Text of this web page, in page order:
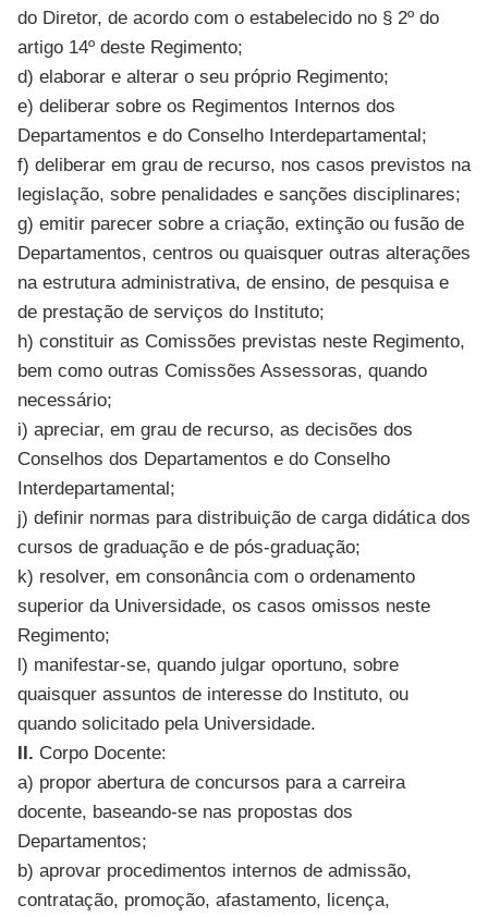
do Diretor, de acordo com o estabelecido no § 2º do
artigo 14º deste Regimento;
d) elaborar e alterar o seu próprio Regimento;
e) deliberar sobre os Regimentos Internos dos
Departamentos e do Conselho Interdepartamental;
f) deliberar em grau de recurso, nos casos previstos na
legislação, sobre penalidades e sanções disciplinares;
g) emitir parecer sobre a criação, extinção ou fusão de
Departamentos, centros ou quaisquer outras alterações
na estrutura administrativa, de ensino, de pesquisa e
de prestação de serviços do Instituto;
h) constituir as Comissões previstas neste Regimento,
bem como outras Comissões Assessoras, quando
necessário;
i) apreciar, em grau de recurso, as decisões dos
Conselhos dos Departamentos e do Conselho
Interdepartamental;
j) definir normas para distribuição de carga didática dos
cursos de graduação e de pós-graduação;
k) resolver, em consonância com o ordenamento
superior da Universidade, os casos omissos neste
Regimento;
l) manifestar-se, quando julgar oportuno, sobre
quaisquer assuntos de interesse do Instituto, ou
quando solicitado pela Universidade.
II. Corpo Docente:
a) propor abertura de concursos para a carreira
docente, baseando-se nas propostas dos
Departamentos;
b) aprovar procedimentos internos de admissão,
contratação, promoção, afastamento, licença,